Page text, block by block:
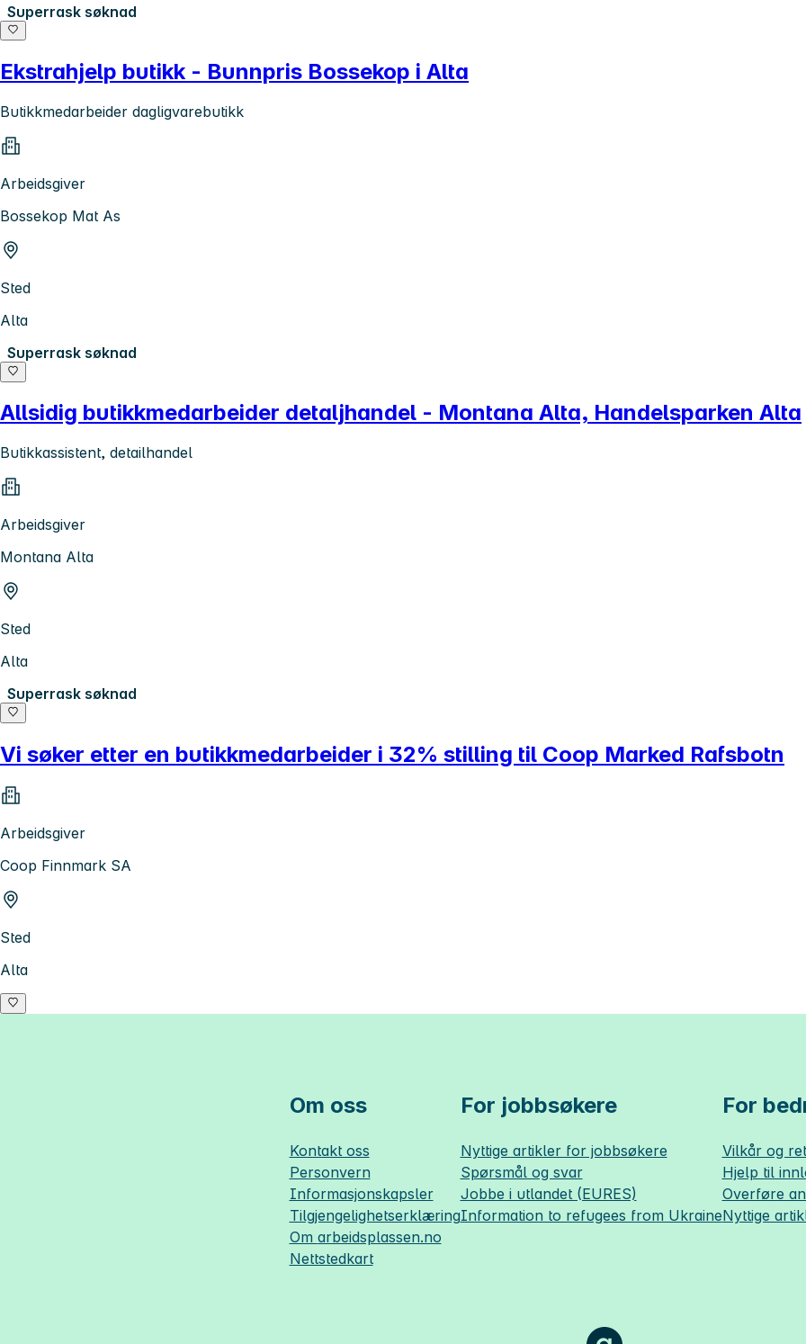
Superrask søknad
Ekstrahjelp butikk - Bunnpris Bossekop i Alta
Butikkmedarbeider dagligvarebutikk
Arbeidsgiver
Bossekop Mat As
Sted
Alta
Superrask søknad
Allsidig butikkmedarbeider detaljhandel - Montana Alta, Handelsparken Alta
Butikkassistent, detailhandel
Arbeidsgiver
Montana Alta
Sted
Alta
Superrask søknad
Vi søker etter en butikkmedarbeider i 32% stilling til Coop Marked Rafsbotn
Arbeidsgiver
Coop Finnmark SA
Sted
Alta
Om oss
Kontakt oss
Personvern
Informasjonskapsler
Tilgjengelighetserklæring
Om arbeidsplassen.no
Nettstedkart
For jobbsøkere
Nyttige artikler for jobbsøkere
Spørsmål og svar
Jobbe i utlandet (EURES)
Information to refugees from Ukraine
For
Vilkår og
Hjelp til
Overføre
Nyttige